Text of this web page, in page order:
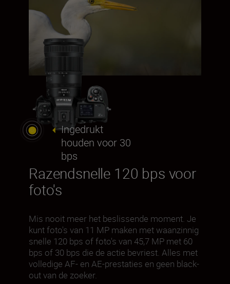
Razendsnelle 120 bps voor
foto's
Mis nooit meer het beslissende moment. Je
kunt foto's van 11 MP maken met waanzinnig
snelle 120 bps of foto's van 45,7 MP met 60
bps of 30 bps die de actie bevriest. Alles met
volledige AF- en AE-prestaties en geen black-
out van de zoeker.
Ingedrukt
houden voor 30
bps